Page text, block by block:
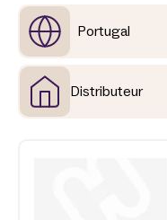
Portugal
Distributeur